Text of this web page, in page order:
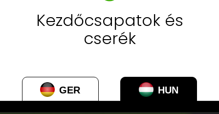
Kezdőcsapatok és
cserék
GER HUN